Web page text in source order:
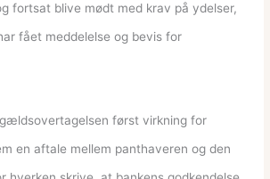
fortsat blive mødt med krav på ydelser,
fået meddelelse og bevis for
først virkning for
en aftale mellem panthaveren og den